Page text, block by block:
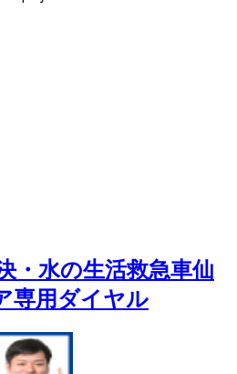
・水の生活救急車仙
専用ダイヤル